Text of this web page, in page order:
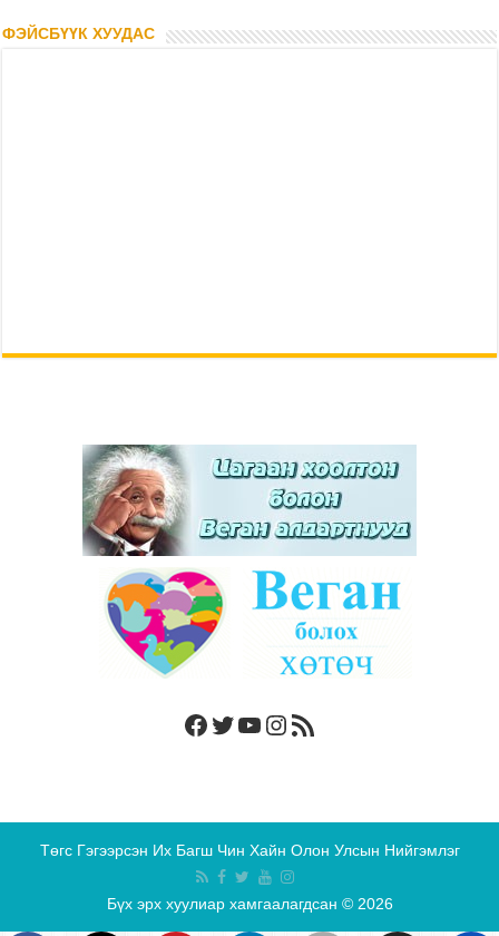
ФЭЙСБҮҮК ХУУДАС
Facebook
Twitter
YouTube
Instagram
RSS Feed
Төгс Гэгээрсэн Их Багш Чин Хайн Олон Улсын Нийгэмлэг
Бүх эрх хуулиар хамгаалагдсан © 2026